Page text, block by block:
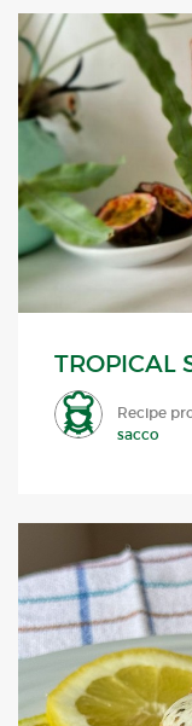
TROPICAL
Recipe
sacco